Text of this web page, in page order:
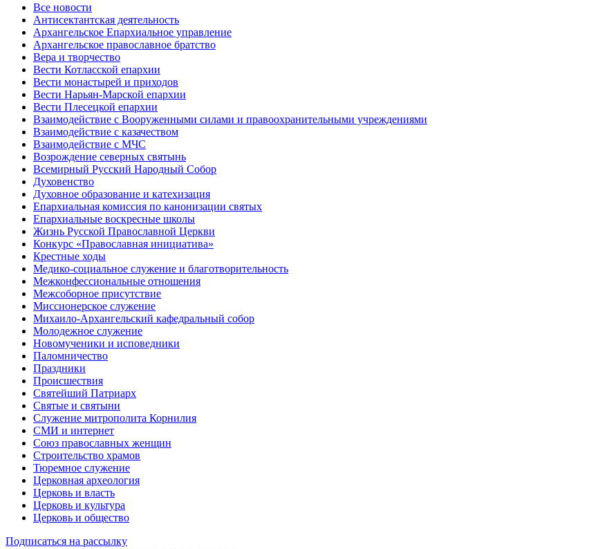
Все новости
Антисектантская деятельность
Архангельское Епархиальное управление
Архангельское православное братство
Вера и творчество
Вести Котласской епархии
Вести монастырей и приходов
Вести Нарьян-Марской епархии
Вести Плесецкой епархии
Взаимодействие с Вооруженными силами и правоохранительными учреждениями
Взаимодействие с казачеством
Взаимодействие с МЧС
Возрождение северных святынь
Всемирный Русский Народный Собор
Духовенство
Духовное образование и катехизация
Епархиальная комиссия по канонизации святых
Епархиальные воскресные школы
Жизнь Русской Православной Церкви
Конкурс «Православная инициатива»
Крестные ходы
Медико-социальное служение и благотворительность
Межконфессиональные отношения
Межсоборное присутствие
Миссионерское служение
Михаило-Архангельский кафедральный собор
Молодежное служение
Новомученики и исповедники
Паломничество
Праздники
Происшествия
Святейший Патриарх
Святые и святыни
Служение митрополита Корнилия
СМИ и интернет
Союз православных женщин
Строительство храмов
Тюремное служение
Церковная археология
Церковь и власть
Церковь и культура
Церковь и общество
Подписаться на рассылку